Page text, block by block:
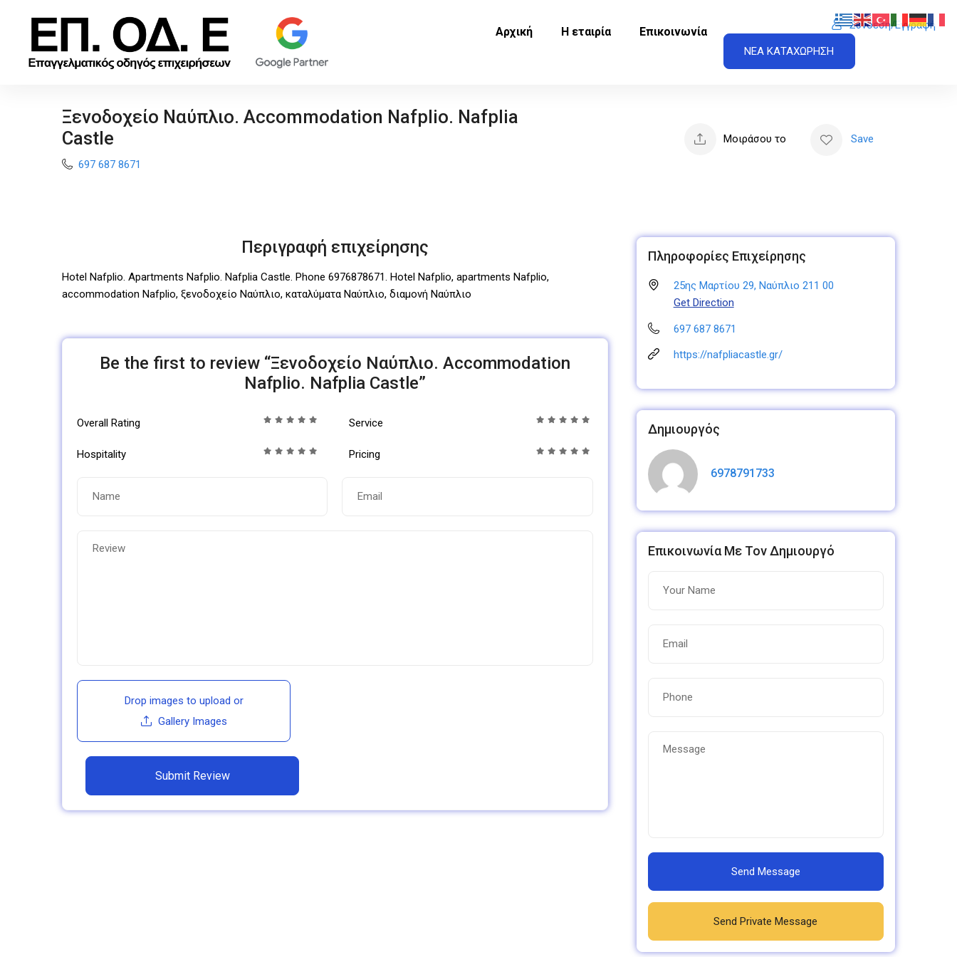
Αρχική Η εταιρία Επικοινωνία
Σύνδεση/Εγγραφή
ΝΕΑ ΚΑΤΑΧΩΡΗΣΗ
Ξενοδοχείο Ναύπλιο. Accommodation Nafplio. Nafplia
Castle
697 687 8671
Μοιράσου το Save
Περιγραφή επιχείρησης
Hotel Nafplio. Apartments Nafplio. Nafplia Castle. Phone 6976878671. Hotel Nafplio, apartments Nafplio,
accommodation Nafplio, ξενοδοχείο Ναύπλιο, καταλύματα Ναύπλιο, διαμονή Ναύπλιο
Be the first to review “Ξενοδοχείο Ναύπλιο. Accommodation
Nafplio. Nafplia Castle”
Overall Rating Service
Hospitality Pricing
Drop images to upload or
Gallery Images
Πληροφορίες Επιχείρησης
25ης Μαρτίου 29, Ναύπλιο 211 00
Get Direction
697 687 8671
https://nafpliacastle.gr/
Δημιουργός
6978791733
Επικοινωνία Με Τον Δημιουργό
Send Message
Send Private Message